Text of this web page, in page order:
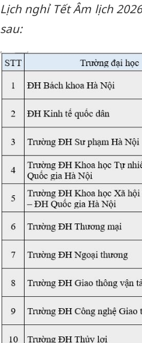
Lịch nghỉ Tết Âm lịch
sau: